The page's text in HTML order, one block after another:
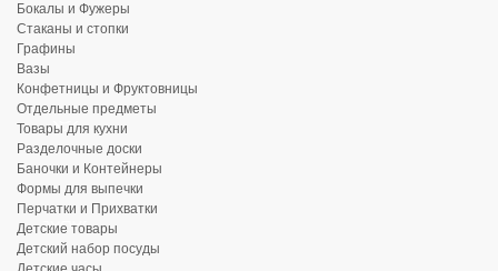
Бокалы и Фужеры
Стаканы и стопки
Графины
Вазы
Конфетницы и Фруктовницы
Отдельные предметы
Товары для кухни
Разделочные доски
Баночки и Контейнеры
Формы для выпечки
Перчатки и Прихватки
Детские товары
Детский набор посуды